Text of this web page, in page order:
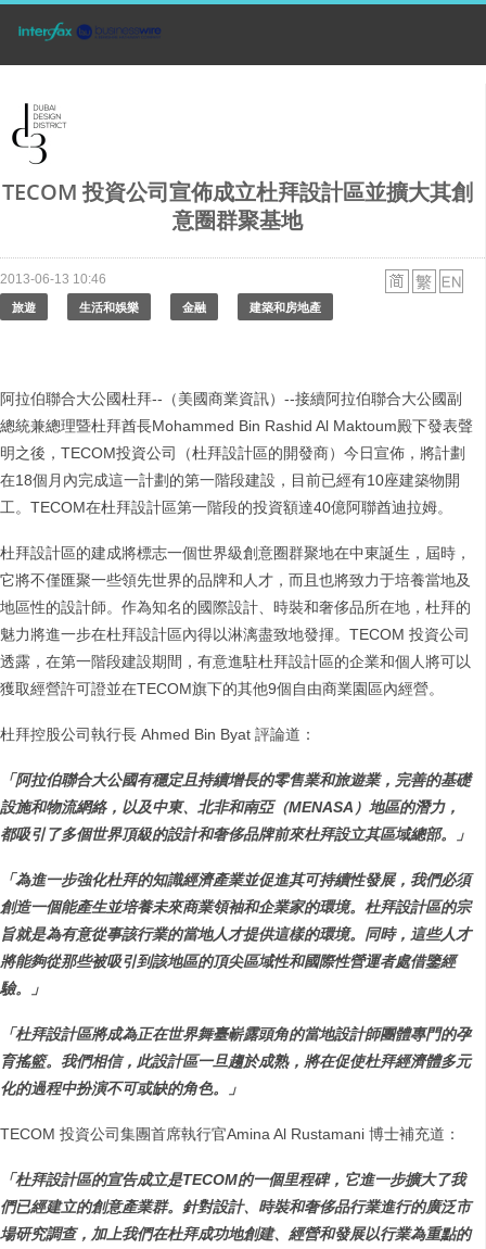
TECOM 投資公司宣佈成立杜拜設計區並擴大其創
意圈群聚基地
2013-06-13 10:46
旅遊 生活和娛樂 金融 建築和房地產
阿拉伯聯合大公國杜拜--（美國商業資訊）--接續阿拉伯聯合大公國副
總統兼總理暨杜拜酋長Mohammed Bin Rashid Al Maktoum殿下發表聲
明之後，TECOM投資公司（杜拜設計區的開發商）今日宣佈，將計劃
在18個月內完成這一計劃的第一階段建設，目前已經有10座建築物開
工。TECOM在杜拜設計區第一階段的投資額達40億阿聯酋迪拉姆。
杜拜設計區的建成將標志一個世界級創意圈群聚地在中東誕生，屆時，
它將不僅匯聚一些領先世界的品牌和人才，而且也將致力于培養當地及
地區性的設計師。作為知名的國際設計、時裝和奢侈品所在地，杜拜的
魅力將進一步在杜拜設計區內得以淋漓盡致地發揮。TECOM 投資公司
透露，在第一階段建設期間，有意進駐杜拜設計區的企業和個人將可以
獲取經營許可證並在TECOM旗下的其他9個自由商業園區內經營。
杜拜控股公司執行長 Ahmed Bin Byat 評論道：
「阿拉伯聯合大公國有穩定且持續增長的零售業和旅遊業，完善的基礎
設施和物流網絡，以及中東、北非和南亞（MENASA ）地區的潛力，
都吸引了多個世界頂級的設計和奢侈品牌前來杜拜設立其區域總部。」
「為進一步強化杜拜的知識經濟產業並促進其可持續性發展，我們必須
創造一個能產生並培養未來商業領袖和企業家的環境。杜拜設計區的宗
旨就是為有意從事該行業的當地人才提供這樣的環境。同時，這些人才
將能夠從那些被吸引到該地區的頂尖區域性和國際性營運者處借鑒經
驗。」
「杜拜設計區將成為正在世界舞臺嶄露頭角的當地設計師團體專門的孕
育搖籃。我們相信，此設計區一旦趨於成熟，將在促使杜拜經濟體多元
化的過程中扮演不可或缺的角色。」
TECOM 投資公司集團首席執行官Amina Al Rustamani 博士補充道：
「杜拜設計區的宣告成立是TECOM的一個里程碑，它進一步擴大了我
們已經建立的創意產業群。針對設計、時裝和奢侈品行業進行的廣泛市
場研究調查，加上我們在杜拜成功地創建、經營和發展以行業為重點的